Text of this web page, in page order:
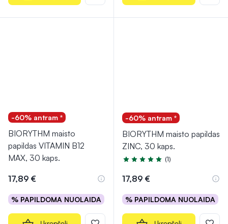
-60% antram *
BIORYTHM maisto
papildas VITAMIN B12
MAX, 30 kaps.
17,89 €
% PAPILDOMA NUOLAIDA
-60% antram *
BIORYTHM maisto papildas
ZINC, 30 kaps.
Įvertinimas 5.0 iš 5
(1)
17,89 €
% PAPILDOMA NUOLAIDA